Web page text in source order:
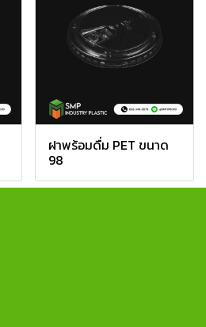
ฝาพร้อมดื่ม PET ขนาด
98